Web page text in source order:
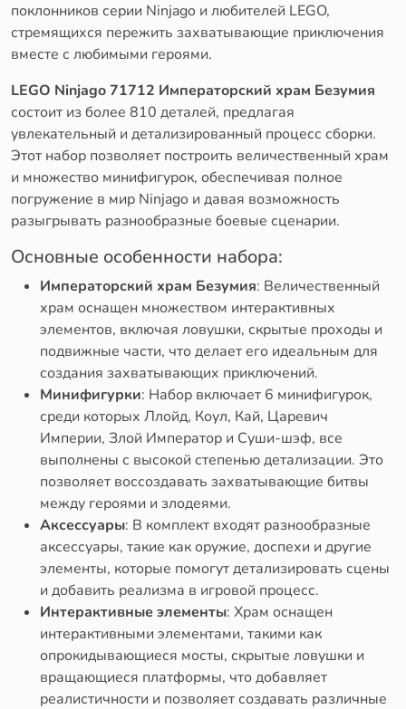
поклонников серии Ninjago и любителей LEGO,
стремящихся пережить захватывающие приключения
вместе с любимыми героями.
LEGO Ninjago 71712 Императорский храм Безумия
состоит из более 810 деталей, предлагая
увлекательный и детализированный процесс сборки.
Этот набор позволяет построить величественный храм
и множество минифигурок, обеспечивая полное
погружение в мир Ninjago и давая возможность
разыгрывать разнообразные боевые сценарии.
Основные особенности набора:
Императорский храм Безумия: Величественный
храм оснащен множеством интерактивных
элементов, включая ловушки, скрытые проходы и
подвижные части, что делает его идеальным для
создания захватывающих приключений.
Минифигурки: Набор включает 6 минифигурок,
среди которых Ллойд, Коул, Кай, Царевич
Империи, Злой Император и Суши-шэф, все
выполнены с высокой степенью детализации. Это
позволяет воссоздавать захватывающие битвы
между героями и злодеями.
Аксессуары: В комплект входят разнообразные
аксессуары, такие как оружие, доспехи и другие
элементы, которые помогут детализировать сцены
и добавить реализма в игровой процесс.
Интерактивные элементы: Храм оснащен
интерактивными элементами, такими как
опрокидывающиеся мосты, скрытые ловушки и
вращающиеся платформы, что добавляет
реалистичности и позволяет создавать различные